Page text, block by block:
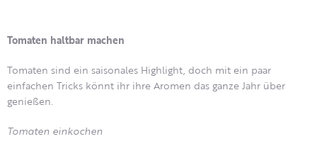
Tomaten haltbar machen
Tomaten sind ein saisonales Highlight, doch mit ein paar
einfachen Tricks könnt ihr ihre Aromen das ganze Jahr über
genießen.
Tomaten einkochen